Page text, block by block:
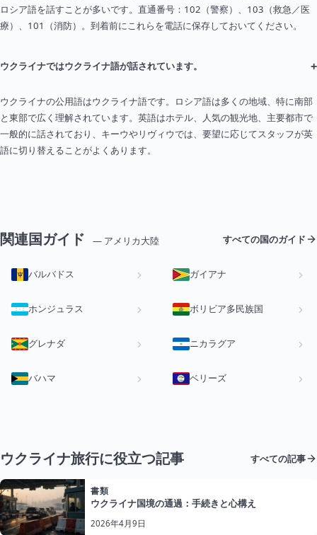
ロシア語を話すことが多いです。直通番号：102（警察）、103（救急／医
療）、101（消防）。到着前にこれらを電話に保存しておいてください。
ウクライナではウクライナ語が話されています。 +
ウクライナの公用語はウクライナ語です。ロシア語は多くの地域、特に南部
と東部で広く理解されています。英語はホテル、人気の観光地、主要都市で
一般的に話されており、キーウやリヴィウでは、要望に応じてスタッフが英
語に切り替えることがよくあります。
関連国ガイド — アメリカ大陸 すべての国のガイド
バルバドス ガイアナ
ホンジュラス ボリビア多民族国
グレナダ ニカラグア
バハマ ベリーズ
ウクライナ旅行に役立つ記事 すべての記事
書類
ウクライナ国境の通過：手続きと心構え
2026年4月9日